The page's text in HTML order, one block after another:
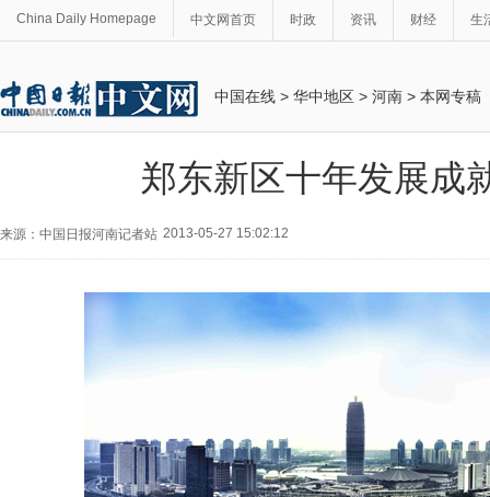
China Daily Homepage 中文网首页 时政 资讯 财经 生
中国在线 > 华中地区 > 河南 > 本网专稿
郑东新区十年发展成
来源：中国日报河南记者站 2013-05-27 15:02:12